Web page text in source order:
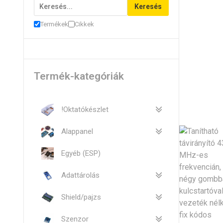
Keresés
Termékek Cikkek
Termék-kategóriák
!Oktatókészlet
Alappanel
Egyéb (ESP)
Adattárolás
Shield/pajzs
Szenzor